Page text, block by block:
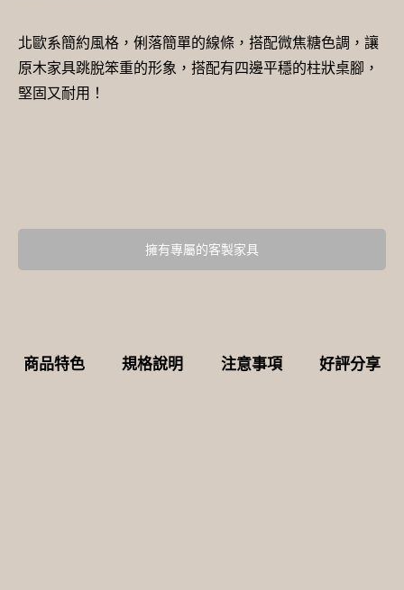
北歐系簡約風格，俐落簡單的線條，搭配微焦糖色調，讓
原木家具跳脫笨重的形象，搭配有四邊平穩的柱狀桌腳，
堅固又耐用！
擁有專屬的客製家具
商品特色 規格說明 注意事項 好評分享